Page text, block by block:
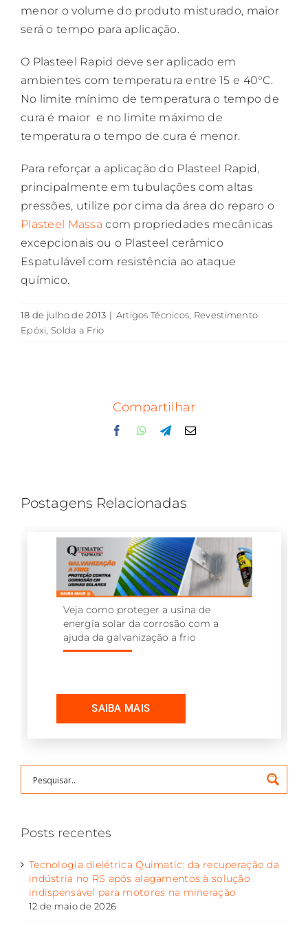
menor o volume do produto misturado, maior
será o tempo para aplicação.
O Plasteel Rapid deve ser aplicado em
ambientes com temperatura entre 15 e 40°C.
No limite mínimo de temperatura o tempo de
cura é maior e no limite máximo de
temperatura o tempo de cura é menor.
Para reforçar a aplicação do Plasteel Rapid,
principalmente em tubulações com altas
pressões, utilize por cima da área do reparo o
Plasteel Massa com propriedades mecânicas
excepcionais ou o Plasteel cerâmico
Espatulável com resistência ao ataque
químico.
18 de julho de 2013 | Artigos Técnicos Revestimento
Epóxi ,Solda a Frio
Compartilhar
FacebookWhatsApp
Telegram
E-
Postagens Relacionadas
Veja como proteger a usina de
energia solar da corrosão com a
ajuda da galvanização a frio
Posts recentes
Tecnologia dielétrica Quimatic: da recuperação da
indústria no RS após alagamentos à solução
indispensável para motores na mineração
12 de maio de 2026